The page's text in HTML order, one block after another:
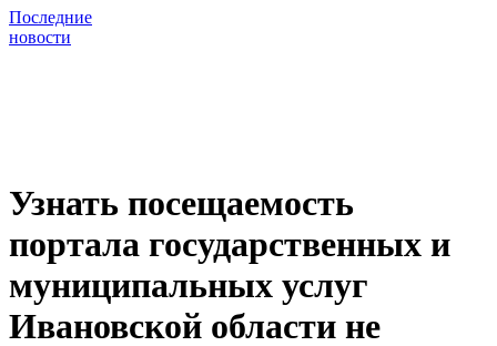
Последние
новости
Узнать посещаемость
портала государственных и
муниципальных услуг
Ивановской области не